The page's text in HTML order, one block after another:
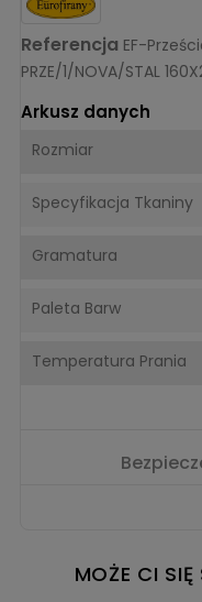
Referencja EF-
PRZE/1/NOVA/STAL
Arkusz danych
Rozmiar
Specyfikacja Tkaniny
Gramatura
Paleta Barw
Temperatura Prania
MOŻE CI